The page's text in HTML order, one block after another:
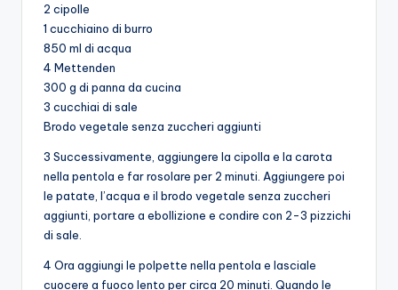
2 cipolle
1 cucchiaino di burro
850 ml di acqua
4 Mettenden
300 g di panna da cucina
3 cucchiai di sale
Brodo vegetale senza zuccheri aggiunti
3 Successivamente, aggiungere la cipolla e la carota
nella pentola e far rosolare per 2 minuti. Aggiungere poi
le patate, l’acqua e il brodo vegetale senza zuccheri
aggiunti, portare a ebollizione e condire con 2-3 pizzichi
di sale.
4 Ora aggiungi le polpette nella pentola e lasciale
cuocere a fuoco lento per circa 20 minuti. Quando le